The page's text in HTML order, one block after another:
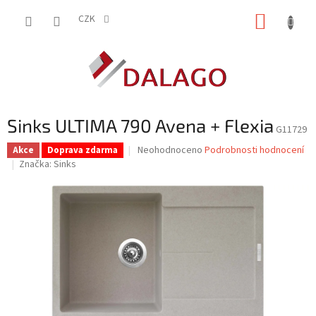
CZK
Sinks ULTIMA 790 Avena + Flexia G11729
Akce Doprava zdarma
Průměrné
je
hvězdiček.
Neohodnoceno Podrobnosti hodnocení
Značka: Sinks